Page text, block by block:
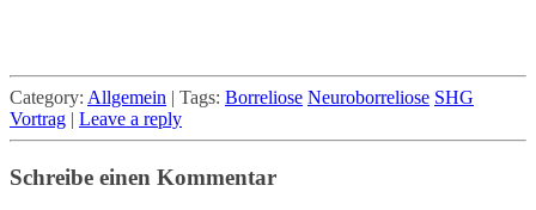
Category: Allgemein | Tags: Borreliose Neuroborreliose SHG
Vortrag | Leave a reply
Schreibe einen Kommentar